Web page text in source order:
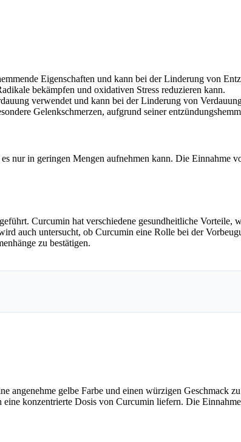
Eigenschaften und kann bei der Linderung von
bekämpfen und oxidativen Stress reduzieren kann.
verwendet und kann bei der Linderung von
Gelenkschmerzen, aufgrund seiner
es nur in geringen Mengen aufnehmen kann. Die
Curcumin hat verschiedene gesundheitliche Vorteile,
auch untersucht, ob Curcumin eine Rolle bei der
zu bestätigen.
angenehme gelbe Farbe und einen würzigen Geschmack
konzentrierte Dosis von Curcumin liefern. Die